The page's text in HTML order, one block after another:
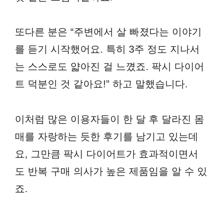
또다른 분은 “주변에서 살 빠졌다는 이야기
를 듣기 시작했어요. 특히 3주 정도 지나서
는 스스로도 얇아진 걸 느꼈죠. 팍시 다이어
트 덕분인 것 같아요!” 하고 말했습니다.
이처럼 많은 이용자들이 한 달 후 달라진 몸
매를 자랑하는 듯한 후기를 남기고 있는데
요, 그만큼 팍시 다이어트가 효과적이면서
도 반복 구매 의사가 높은 제품임을 알 수 있
죠.